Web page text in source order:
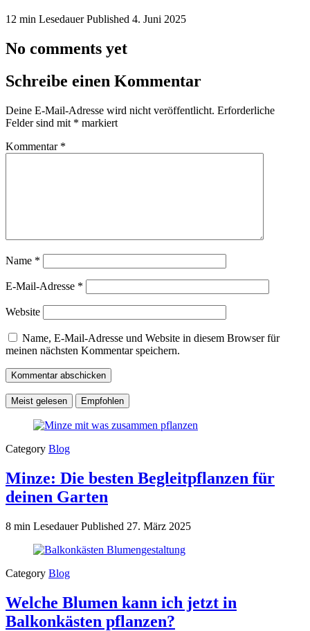
12 min LesedauerPublished 4. Juni 2025
No comments yet
Schreibe einen Kommentar
Deine E-Mail-Adresse wird nicht veröffentlicht. Erforderliche
Felder sind mit * markiert
Kommentar *
Name *
E-Mail-Adresse *
Website
Name, E-Mail-Adresse und Website in diesem Browser für
meinen nächsten Kommentar speichern.
Meist gelesen Empfohlen
Category Blog
Minze: Die besten Begleitpflanzen für
deinen Garten
8 min LesedauerPublished 27. März 2025
Category Blog
Welche Blumen kann ich jetzt in
Balkonkästen pflanzen?